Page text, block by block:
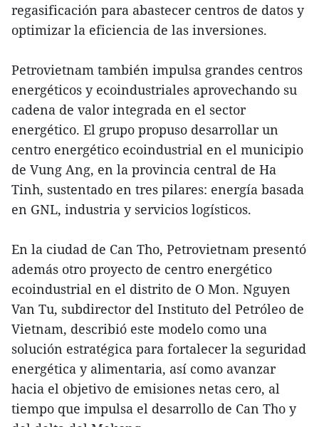
regasificación para abastecer centros de datos y
optimizar la eficiencia de las inversiones.
Petrovietnam también impulsa grandes centros
energéticos y ecoindustriales aprovechando su
cadena de valor integrada en el sector
energético. El grupo propuso desarrollar un
centro energético ecoindustrial en el municipio
de Vung Ang, en la provincia central de Ha
Tinh, sustentado en tres pilares: energía basada
en GNL, industria y servicios logísticos.
En la ciudad de Can Tho, Petrovietnam presentó
además otro proyecto de centro energético
ecoindustrial en el distrito de O Mon. Nguyen
Van Tu, subdirector del Instituto del Petróleo de
Vietnam, describió este modelo como una
solución estratégica para fortalecer la seguridad
energética y alimentaria, así como avanzar
hacia el objetivo de emisiones netas cero, al
tiempo que impulsa el desarrollo de Can Tho y